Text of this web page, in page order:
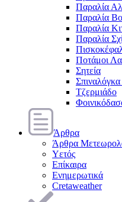
Παραλία
Παραλία
Παραλία
Παραλία
Ποτάμοι
Σητεία
Τζερμιάδο
Άρθρα
Άρθρα
Υετός
Επίκαιρα
Ενημερωτικά
Cretaweather